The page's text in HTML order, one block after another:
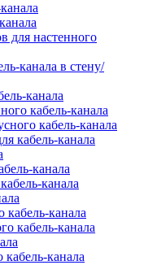
для настенного
канала в стену/
канала
кабель-канала
кабель-канала
кабель-канала
канала
канала
кабель-канала
кабель-канала
канала